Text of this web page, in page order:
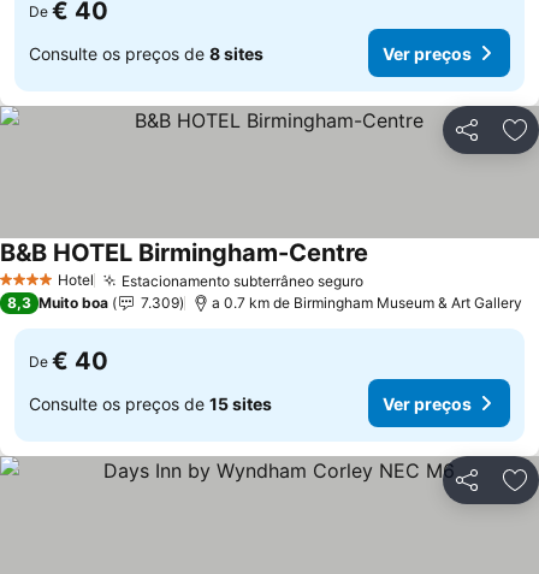
De € 40
Consulte os preços de 8 sites Ver preços
Partilhar
4 EstrelasHotel Estacionamento subterrâneo seguro
B&B HOTEL Birmingham-Centre
8,3 Muito boa 7.309 a 0.7 km de Birmingham Museum & Art Gallery
De € 40
Consulte os preços de 15 sites Ver preços
Partilhar